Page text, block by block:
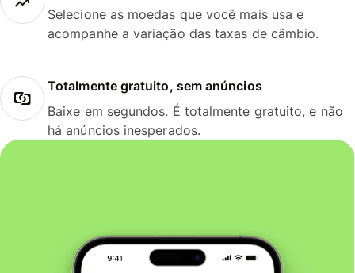
Selecione as moedas que você mais usa e
acompanhe a variação das taxas de câmbio.
Totalmente gratuito, sem anúncios
Baixe em segundos. É totalmente gratuito, e não
há anúncios inesperados.